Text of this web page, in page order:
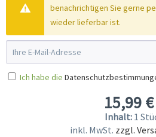
benachrichtigen Sie gerne
wieder lieferbar ist.
Ich habe die
15,99
Inhalt: 1
inkl. MwSt. zzgl.